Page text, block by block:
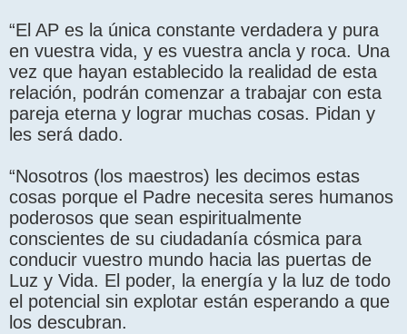
“El AP es la única constante verdadera y pura
en vuestra vida, y es vuestra ancla y roca. Una
vez que hayan establecido la realidad de esta
relación, podrán comenzar a trabajar con esta
pareja eterna y lograr muchas cosas. Pidan y
les será dado.
“Nosotros (los maestros) les decimos estas
cosas porque el Padre necesita seres humanos
poderosos que sean espiritualmente
conscientes de su ciudadanía cósmica para
conducir vuestro mundo hacia las puertas de
Luz y Vida. El poder, la energía y la luz de todo
el potencial sin explotar están esperando a que
los descubran.